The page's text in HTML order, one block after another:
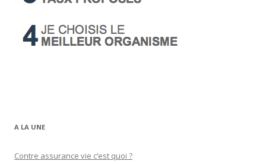
A LA UNE
Contre assurance vie c’est quoi ?